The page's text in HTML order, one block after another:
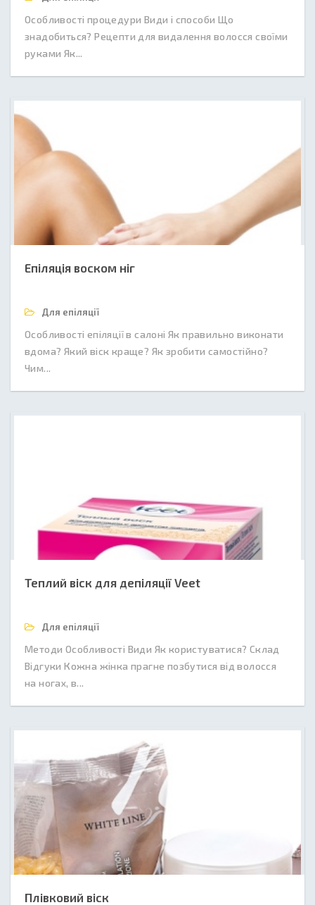
Особливості процедури Види і способи Що
знадобиться? Рецепти для видалення волосся своїми
руками Як...
Епіляція воском ніг
Для епіляції
Особливості епіляції в салоні Як правильно виконати
вдома? Який віск краще? Як зробити самостійно?
Чим...
Теплий віск для депіляції Veet
Для епіляції
Методи Особливості Види Як користуватися? Склад
Відгуки Кожна жінка прагне позбутися від волосся
на ногах, в...
Плівковий віск